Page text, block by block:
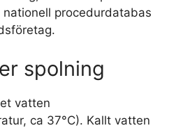
procedurdatabas
spolning
vatten
ca 37°C). Kallt vatten